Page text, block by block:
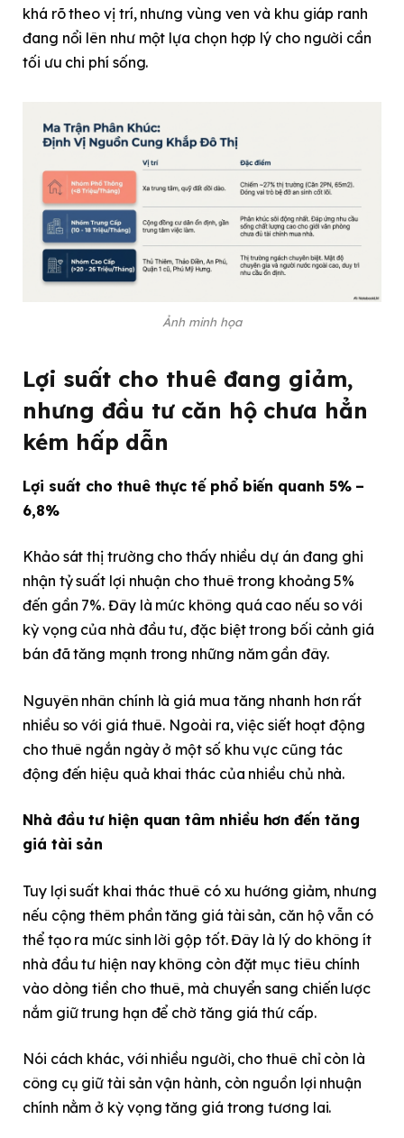
khá rõ theo vị trí, nhưng vùng ven và khu giáp ranh
đang nổi lên như một lựa chọn hợp lý cho người cần
tối ưu chi phí sống.
Ảnh minh họa
Lợi suất cho thuê đang giảm,
nhưng đầu tư căn hộ chưa hẳn
kém hấp dẫn
Lợi suất cho thuê thực tế phổ biến quanh 5% –
6,8%
Khảo sát thị trường cho thấy nhiều dự án đang ghi
nhận tỷ suất lợi nhuận cho thuê trong khoảng 5%
đến gần 7%. Đây là mức không quá cao nếu so với
kỳ vọng của nhà đầu tư, đặc biệt trong bối cảnh giá
bán đã tăng mạnh trong những năm gần đây.
Nguyên nhân chính là giá mua tăng nhanh hơn rất
nhiều so với giá thuê. Ngoài ra, việc siết hoạt động
cho thuê ngắn ngày ở một số khu vực cũng tác
động đến hiệu quả khai thác của nhiều chủ nhà.
Nhà đầu tư hiện quan tâm nhiều hơn đến tăng
giá tài sản
Tuy lợi suất khai thác thuê có xu hướng giảm, nhưng
nếu cộng thêm phần tăng giá tài sản, căn hộ vẫn có
thể tạo ra mức sinh lời gộp tốt. Đây là lý do không ít
nhà đầu tư hiện nay không còn đặt mục tiêu chính
vào dòng tiền cho thuê, mà chuyển sang chiến lược
nắm giữ trung hạn để chờ tăng giá thứ cấp.
Nói cách khác, với nhiều người, cho thuê chỉ còn là
công cụ giữ tài sản vận hành, còn nguồn lợi nhuận
chính nằm ở kỳ vọng tăng giá trong tương lai.